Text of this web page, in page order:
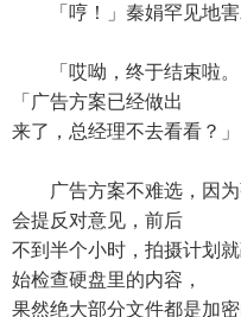
「哼！」秦娟罕见地害
「哎呦，终于结束啦。
「广告方案已经做出
来了，总经理不去看看？」
广告方案不难选，因为
会提反对意见，前后
不到半个小时，拍摄计划
始检查硬盘里的内容，
果然绝大部分文件都是加